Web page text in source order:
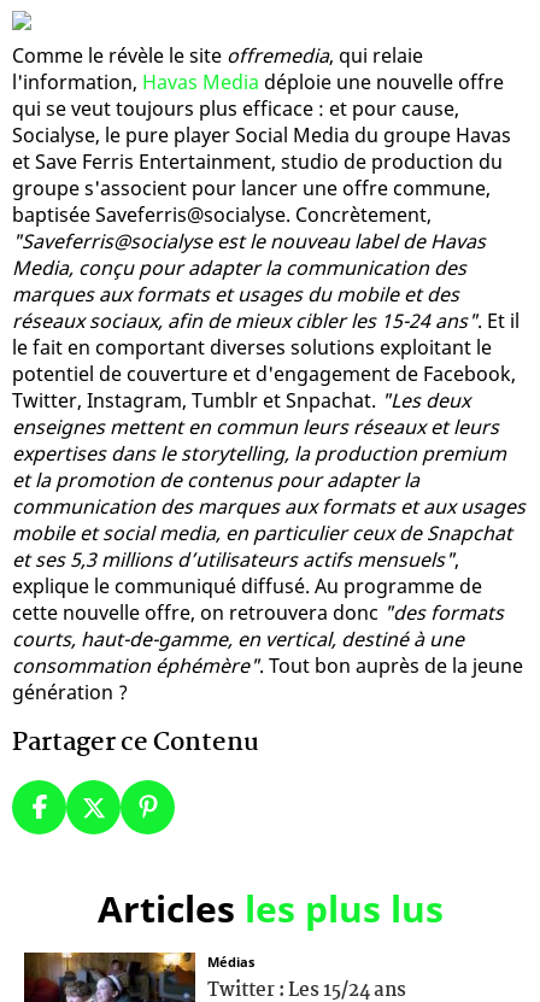
Comme le révèle le site offremedia, qui relaie
l'information, Havas Media déploie une nouvelle offre
qui se veut toujours plus efficace : et pour cause,
Socialyse, le pure player Social Media du groupe Havas
et Save Ferris Entertainment, studio de production du
groupe s'associent pour lancer une offre commune,
baptisée Saveferris@socialyse. Concrètement,
"Saveferris@socialyse est le nouveau label de Havas
Media, conçu pour adapter la communication des
marques aux formats et usages du mobile et des
réseaux sociaux, afin de mieux cibler les 15-24 ans". Et il
le fait en comportant diverses solutions exploitant le
potentiel de couverture et d'engagement de Facebook,
Twitter, Instagram, Tumblr et Snpachat. "Les deux
enseignes mettent en commun leurs réseaux et leurs
expertises dans le storytelling, la production premium
et la promotion de contenus pour adapter la
communication des marques aux formats et aux usages
mobile et social media, en particulier ceux de Snapchat
et ses 5,3 millions d’utilisateurs actifs mensuels",
explique le communiqué diffusé. Au programme de
cette nouvelle offre, on retrouvera donc "des formats
courts, haut-de-gamme, en vertical, destiné à une
consommation éphémère". Tout bon auprès de la jeune
génération ?
Partager ce Contenu
Articles les plus lus
Médias
Twitter : Les 15/24 ans